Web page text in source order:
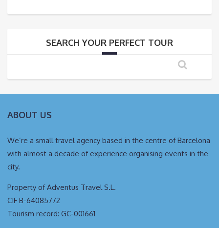
SEARCH YOUR PERFECT TOUR
ABOUT US
We’re a small travel agency based in the centre of Barcelona
with almost a decade of experience organising events in the
city.
Property of Adventus Travel S.L.
CIF B-64085772
Tourism record: GC-001661